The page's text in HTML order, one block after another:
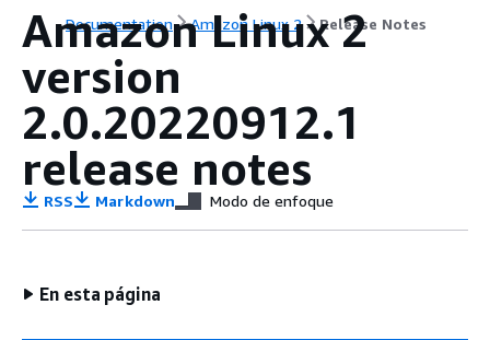
Documentation Amazon Linux 2 Release Notes
Amazon Linux 2
version
2.0.20220912.1
release notes
RSS Markdown Modo de enfoque
En esta página